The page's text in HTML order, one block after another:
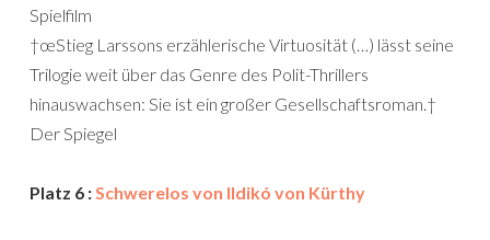
Spielfilm
†œStieg Larssons erzählerische Virtuosität (…) lässt seine
Trilogie weit über das Genre des Polit-Thrillers
hinauswachsen: Sie ist ein großer Gesellschaftsroman.†
Der Spiegel
Platz 6 :Schwerelos von Ildikó von Kürthy